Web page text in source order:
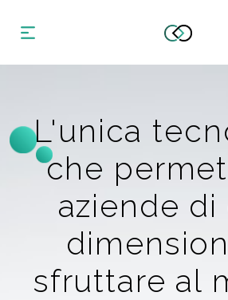
L'unica
che
aziende di
sfruttare al